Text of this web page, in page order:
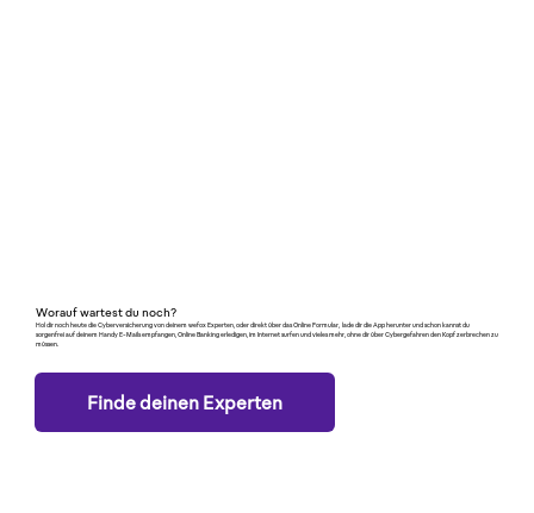
Worauf wartest du noch?
Hol dir noch heute die Cyberversicherung von deinem wefox Experten, oder direkt über das Online Formular, lade dir die App herunter und schon kannst du
sorgenfrei auf deinem Handy E-Mails empfangen, Online Banking erledigen, im Internet surfen und vieles mehr, ohne dir über Cybergefahren den Kopf zerbrechen zu
müssen.
Finde deinen Experten